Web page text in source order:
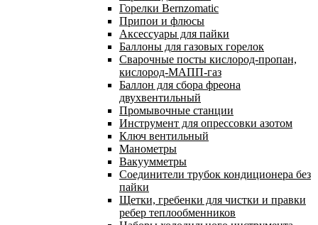
Горелки Bernzomatic
Припои и флюсы
Аксессуары для пайки
Баллоны для газовых горелок
Сварочные посты кислород-пропан,
кислород-МАПП-газ
Баллон для сбора фреона
двухвентильный
Промывочные станции
Инструмент для опрессовки азотом
Ключ вентильный
Манометры
Вакуумметры
Соединители трубок кондиционера без
пайки
Щетки, гребенки для чистки и правки
ребер теплообменников